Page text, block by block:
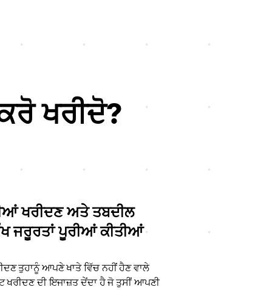
ਖਰੀਦੋ?
ਖਰੀਦਣ ਅਤੇ ਤਬਦੀਲ
ਜਰੂਰਤਾਂ ਪੂਰੀਆਂ ਕੀਤੀਆਂ
ਤੁਹਾਨੂੰ ਆਪਣੇ ਖਾਤੇ ਵਿੱਚ ਨਹੀਂ ਹੈਣ ਵਾਲੇ
ਖਰੀਦਣ ਦੀ ਇਜਾਜ਼ਤ ਦੇਂਦਾ ਹੈ ਜੋ ਤੁਸੀਂ ਆਪਣੀ